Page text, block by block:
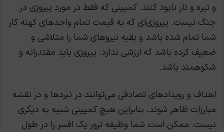
و تیره و تار نابود کنند. کمپینی که فقط در مورد پیروزی در
جنگ نیست. پیروزی‌ای که به قیمت تمام واحدهای کهنه کار
شما تمام شده باشد و بقیه نیروهای شما را متلاشی و
ضعیف کرده باشد که ارزشی ندارد. پیروزی باید مقتدرانه و
شکوهمند باشد.
اهداف و رویدادهای تصادفی می‌توانند در نبردها و در نقشه
مبارزات ظاهر شوند، بنابراین هیچ کمپینی شبیه به دیگری
نیست. ممکن است شما وظیفه ترور یک افسر را در طول